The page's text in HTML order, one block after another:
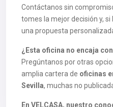
Contáctanos sin
tomes la mejor decisión y,
una propuesta
¿Esta oficina no encaja
Pregúntanos por otras
amplia cartera de oficinas
Sevilla, muchas no
En VELCASA, nuestro